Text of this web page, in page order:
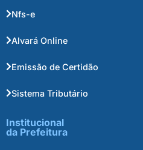
Nfs-e
Alvará Online
Emissão de Certidão
Sistema Tributário
Institucional
da Prefeitura